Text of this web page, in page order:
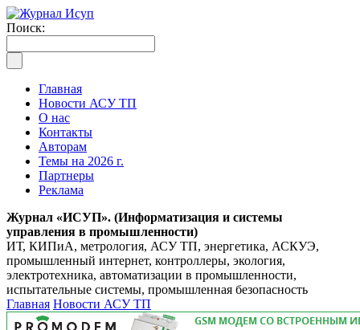
Поиск:
Главная
Новости АСУ ТП
О нас
Контакты
Авторам
Темы на 2026 г.
Партнеры
Реклама
Журнал «ИСУП». (Информатизация и системы
управления в промышленности)
ИТ, КИПиА, метрология, АСУ ТП, энергетика, АСКУЭ,
промышленный интернет, контроллеры, экология,
электротехника, автоматизации в промышленности,
испытательные системы, промышленная безопасность
Главная Новости АСУ ТП